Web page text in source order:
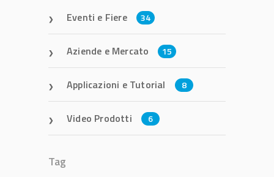
Eventi e Fiere 34
Aziende e Mercato 15
Applicazioni e Tutorial 8
Video Prodotti 6
Tag